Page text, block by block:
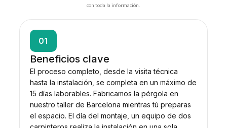
con toda la información.
01
Beneficios clave
El proceso completo, desde la visita técnica
hasta la instalación, se completa en un máximo de
15 días laborables. Fabricamos la pérgola en
nuestro taller de Barcelona mientras tú preparas
el espacio. El día del montaje, un equipo de dos